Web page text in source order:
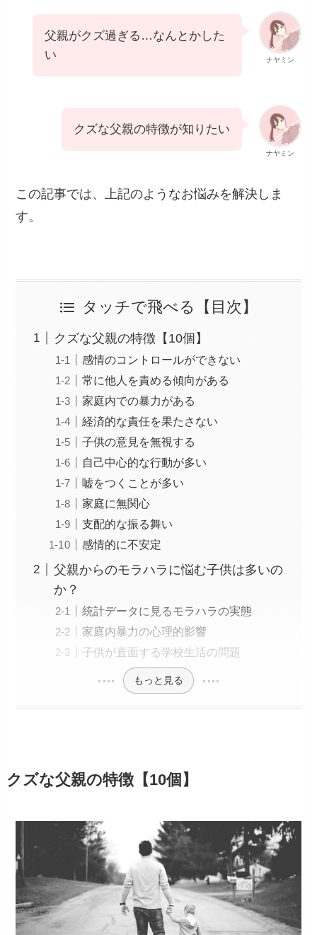
ナヤミン
父親がクズ過ぎる…なんとかした
い
ナヤミン
クズな父親の特徴が知りたい
この記事では、上記のようなお悩みを解決しま
す。
タッチで飛べる【目次】
クズな父親の特徴【10個】
感情のコントロールができない
常に他人を責める傾向がある
家庭内での暴力がある
経済的な責任を果たさない
子供の意見を無視する
自己中心的な行動が多い
嘘をつくことが多い
家庭に無関心
支配的な振る舞い
感情的に不安定
父親からのモラハラに悩む子供は多いの
か？
統計データに見るモラハラの実態
家庭内暴力の心理的影響
子供が直面する学校生活の問題
もっと見る
クズな父親の特徴【10個】